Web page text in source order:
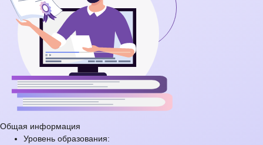
Общая информация
Уровень образования: